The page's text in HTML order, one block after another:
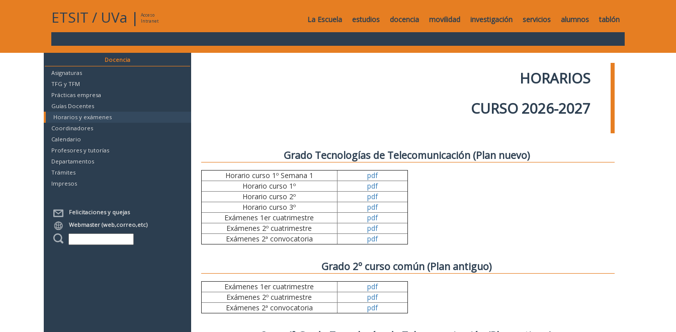
ETSIT / UVa |
Acceso
Intranet
La Escuela estudios docencia movilidad investigación servicios alumnos tablón
Docencia
Asignaturas
TFG y TFM
Prácticas empresa
Guías Docentes
Horarios y exámenes
Coordinadores
Calendario
Profesores y tutorías
Departamentos
Trámites
Impresos
Felicitaciones y quejas
Webmaster (web,correo,etc)
HORARIOS
CURSO 2026-2027
Grado Tecnologías de Telecomunicación (Plan nuevo)
Horario curso 1º Semana 1
pdf
Horario curso 1º
pdf
Horario curso 2º
pdf
Horario curso 3º
pdf
Exámenes 1er cuatrimestre
pdf
Exámenes 2º cuatrimestre
pdf
Exámenes 2ª convocatoria
pdf
Grado 2º curso común (Plan antiguo)
Exámenes 1er cuatrimestre
pdf
Exámenes 2º cuatrimestre
pdf
Exámenes 2ª convocatoria
pdf